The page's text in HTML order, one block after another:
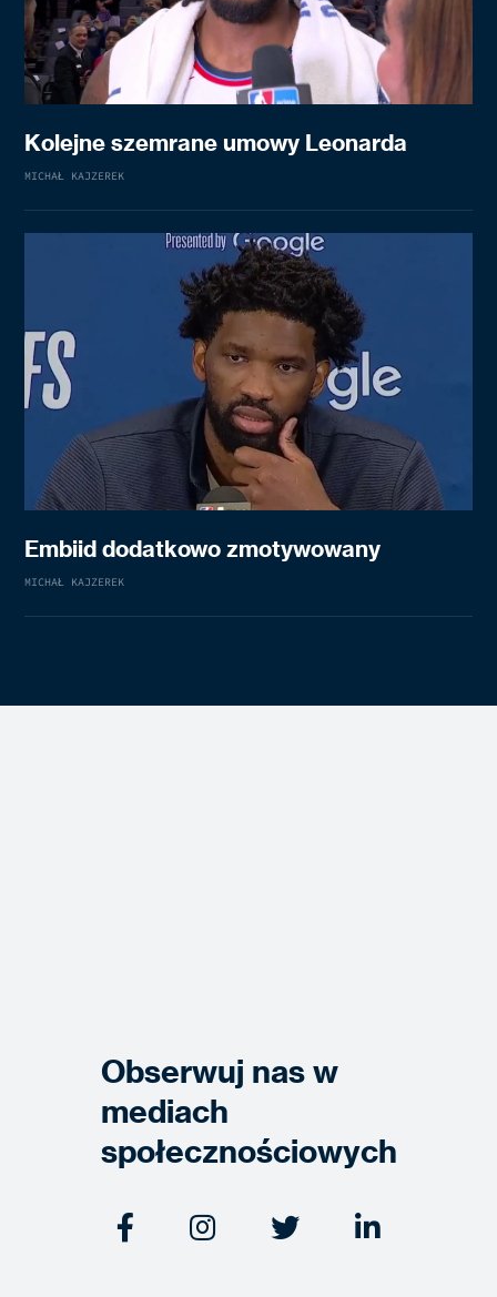
Kolejne szemrane umowy Leonarda
MICHAŁ KAJZEREK
Embiid dodatkowo zmotywowany
MICHAŁ KAJZEREK
Obserwuj nas w
mediach
społecznościowych
   